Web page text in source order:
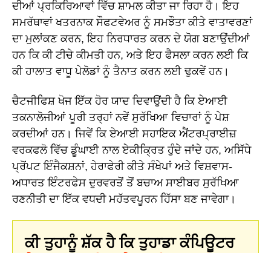
ਦੀਆਂ ਪ੍ਰਕਿਰਿਆਵਾਂ ਵਿੱਚ ਸ਼ਾਮਲ ਕੀਤਾ ਜਾ ਰਿਹਾ ਹੈ। ਇਹ
ਸਮਰੱਥਾਵਾਂ ਖਤਰਨਾਕ ਸੌਫਟਵੇਅਰ ਨੂੰ ਸਮਝੌਤਾ ਕੀਤੇ ਵਾਤਾਵਰਣਾਂ
ਦਾ ਮੁਲਾਂਕਣ ਕਰਨ, ਇਹ ਨਿਰਧਾਰਤ ਕਰਨ ਦੇ ਯੋਗ ਬਣਾਉਂਦੀਆਂ
ਹਨ ਕਿ ਕੀ ਟੀਚੇ ਕੀਮਤੀ ਹਨ, ਅਤੇ ਇਹ ਫੈਸਲਾ ਕਰਨ ਲਈ ਕਿ
ਕੀ ਹਾਲਾਤ ਵਾਧੂ ਪੇਲੋਡਾਂ ਨੂੰ ਤੈਨਾਤ ਕਰਨ ਲਈ ਢੁਕਵੇਂ ਹਨ।
ਚੈਟਜੀਫਿਸ਼ ਖੋਜ ਇੱਕ ਹੋਰ ਯਾਦ ਦਿਵਾਉਂਦੀ ਹੈ ਕਿ ਏਆਈ
ਤਕਨਾਲੋਜੀਆਂ ਪੂਰੀ ਤਰ੍ਹਾਂ ਨਵੇਂ ਸੁਰੱਖਿਆ ਵਿਚਾਰਾਂ ਨੂੰ ਪੇਸ਼
ਕਰਦੀਆਂ ਹਨ। ਜਿਵੇਂ ਕਿ ਏਆਈ ਸਹਾਇਕ ਐਂਟਰਪ੍ਰਾਈਜ਼
ਵਰਕਫਲੋ ਵਿੱਚ ਡੂੰਘਾਈ ਨਾਲ ਏਕੀਕ੍ਰਿਤ ਹੁੰਦੇ ਜਾਂਦੇ ਹਨ, ਅਸਿੱਧੇ
ਪ੍ਰੋਂਪਟ ਇੰਜੈਕਸ਼ਨਾਂ, ਹੇਰਾਫੇਰੀ ਕੀਤੇ ਸੰਖੇਪਾਂ ਅਤੇ ਵਿਸ਼ਵਾਸ-
ਅਧਾਰਤ ਇੰਟਰਫੇਸ ਦੁਰਵਰਤੋਂ ਤੋਂ ਬਚਾਅ ਸਾਈਬਰ ਸੁਰੱਖਿਆ
ਰਣਨੀਤੀ ਦਾ ਇੱਕ ਵਧਦੀ ਮਹੱਤਵਪੂਰਨ ਹਿੱਸਾ ਬਣ ਜਾਵੇਗਾ।
ਕੀ ਤੁਹਾਨੂੰ ਸ਼ੱਕ ਹੈ ਕਿ ਤੁਹਾਡਾ ਕੰਪਿਊਟਰ